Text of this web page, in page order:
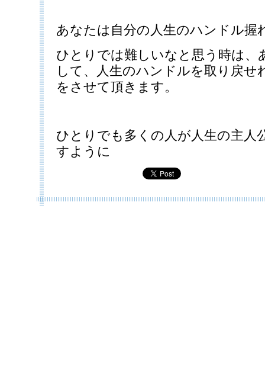
あなたは自分の人生のハンドル握
ひとりでは難しいなと思う時は、
して、人生のハンドルを取り戻
をさせて頂きます。
ひとりでも多くの人が人生の主人
すように